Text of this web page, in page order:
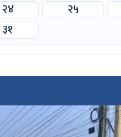
२४
२५
३१